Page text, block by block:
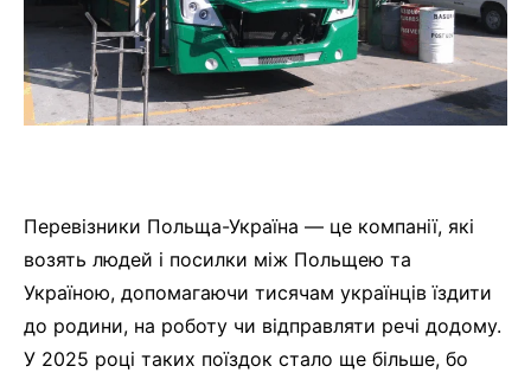
Перевізники Польща-Україна — це компанії, які
возять людей і посилки між Польщею та
Україною, допомагаючи тисячам українців їздити
до родини, на роботу чи відправляти речі додому.
У 2025 році таких поїздок стало ще більше, бо